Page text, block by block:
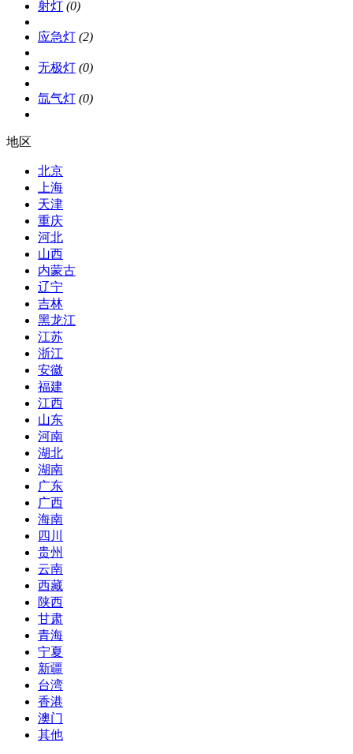
射灯 (0)
应急灯 (2)
无极灯 (0)
氙气灯 (0)
地区
北京
上海
天津
重庆
河北
山西
内蒙古
辽宁
吉林
黑龙江
江苏
浙江
安徽
福建
江西
山东
河南
湖北
湖南
广东
广西
海南
四川
贵州
云南
西藏
陕西
甘肃
青海
宁夏
新疆
台湾
香港
澳门
其他